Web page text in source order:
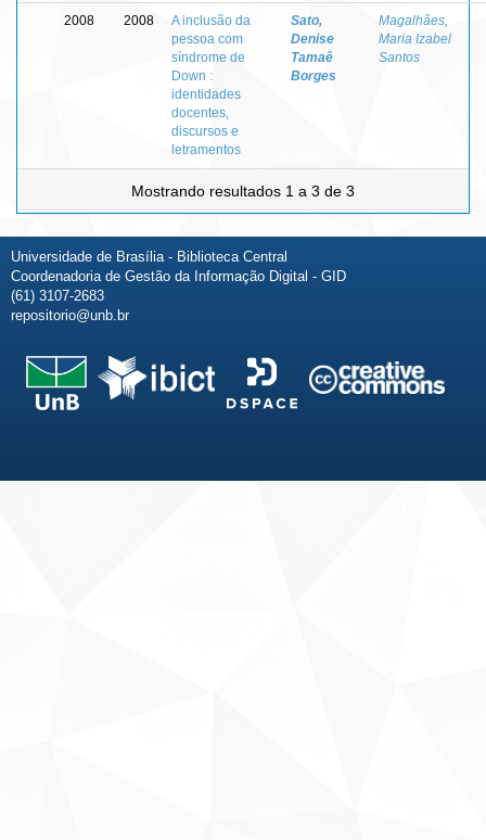
2008 2008
A inclusão da
pessoa com
síndrome de
Down :
identidades
docentes,
discursos e
letramentos
Sato,
Denise
Tamaê
Borges
Magalhães,
Maria Izabel
Santos
Mostrando resultados 1 a 3 de 3
Universidade de Brasília - Biblioteca Central
Coordenadoria de Gestão da Informação Digital - GID
(61) 3107-2683
repositorio@unb.br